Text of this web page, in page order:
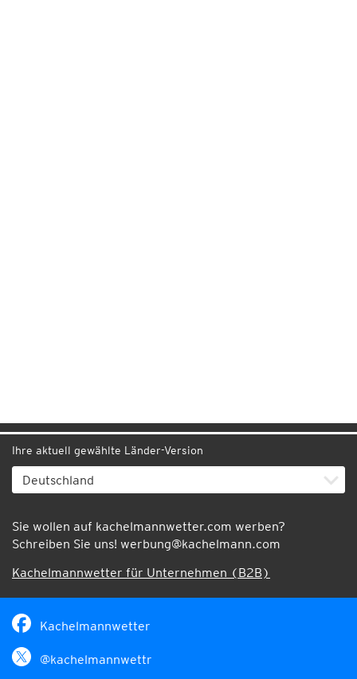
Ihre aktuell gewählte Länder-Version
Sie wollen auf kachelmannwetter.com werben?
Schreiben Sie uns! werbung@kachelmann.com
Kachelmannwetter für Unternehmen (B2B)
Kachelmannwetter
@kachelmannwettr